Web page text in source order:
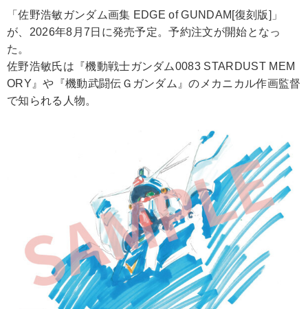
「佐野浩敏ガンダム画集 EDGE of GUNDAM[復刻版]」
が、2026年8月7日に発売予定。予約注文が開始となっ
た。
佐野浩敏氏は『機動戦士ガンダム0083 STARDUST MEM
ORY』や『機動武闘伝Ｇガンダム』のメカニカル作画監督
で知られる人物。